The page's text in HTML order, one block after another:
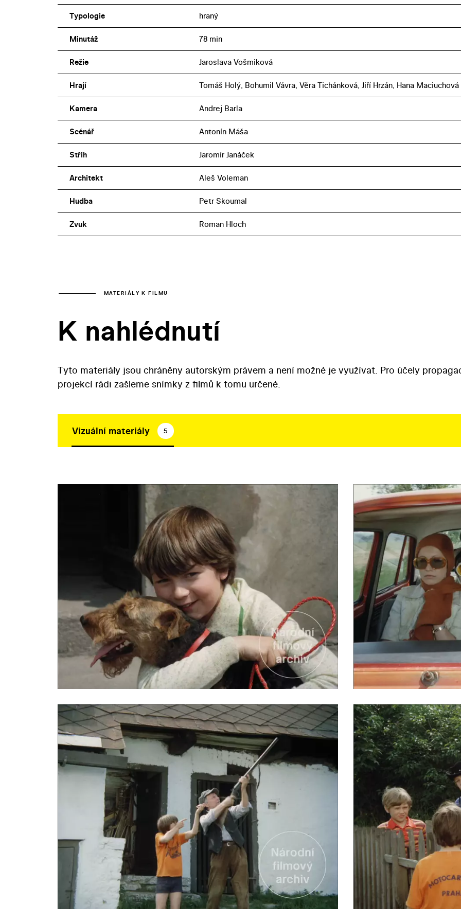
Typologie hraný
Minutáž 78 min
Režie Jaroslava Vošmiková
Hrají Tomáš Holý, Bohumil Vávra, Věra Tichánková, Jiří Hrzán, Hana Maciuchová
Kamera Andrej Barla
Scénář Antonín Máša
Střih Jaromír Janáček
Architekt Aleš Voleman
Hudba Petr Skoumal
Zvuk Roman Hloch
MATERIÁLY K FILMU
K nahlédnutí
Tyto materiály jsou chráněny autorským právem a není možné je využívat. Pro účely
projekcí rádi zašleme snímky z filmů k tomu určené.
Vizuální materiály 5